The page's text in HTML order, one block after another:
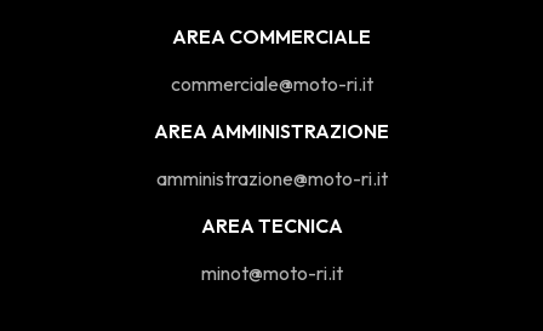
AREA COMMERCIALE
commerciale@moto-ri.it
AREA AMMINISTRAZIONE
amministrazione@moto-ri.it
AREA TECNICA
minot@moto-ri.it